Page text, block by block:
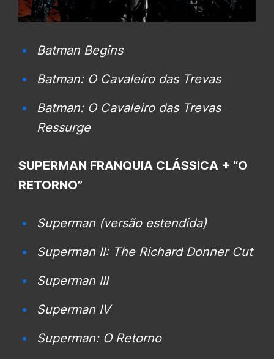
Batman Begins
Batman: O Cavaleiro das Trevas
Batman: O Cavaleiro das Trevas
Ressurge
SUPERMAN FRANQUIA CLÁSSICA + “O
RETORNO”
Superman (versão estendida)
Superman II: The Richard Donner Cut
Superman III
Superman IV
Superman: O Retorno